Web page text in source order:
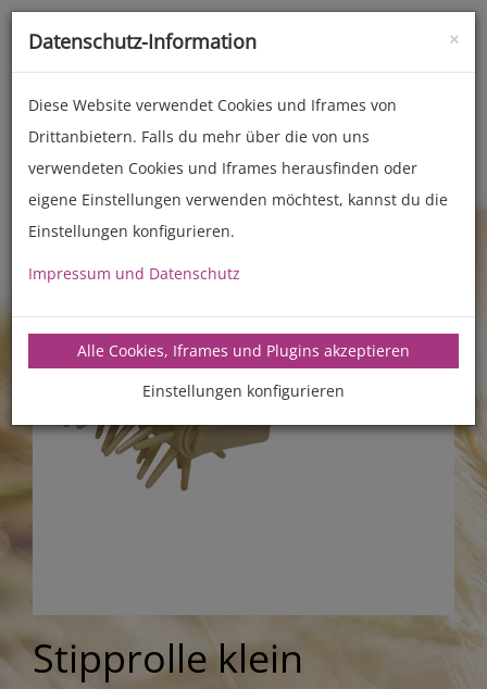
Toggle
Stipprolle klein
×
Datenschutz-Information
Diese Website verwendet Cookies und Iframes von
Drittanbietern. Falls du mehr über die von uns
verwendeten Cookies und Iframes herausfinden oder
eigene Einstellungen verwenden möchtest, kannst du die
Einstellungen konfigurieren.
Impressum und Datenschutz
Alle Cookies, Iframes und Plugins akzeptieren
Einstellungen konfigurieren